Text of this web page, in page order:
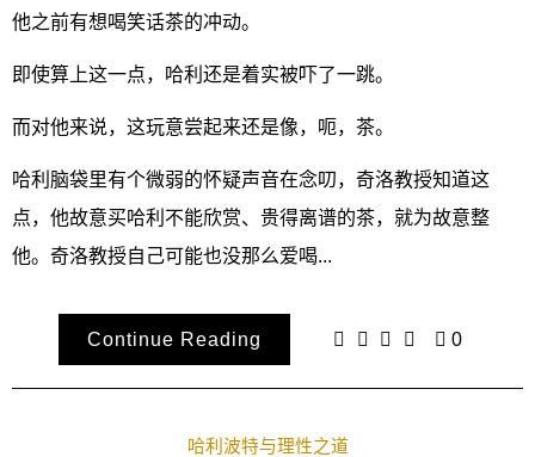
他之前有想喝笑话茶的冲动。
即使算上这一点，哈利还是着实被吓了一跳。
而对他来说，这玩意尝起来还是像，呃，茶。
哈利脑袋里有个微弱的怀疑声音在念叨，奇洛教授知道这
点，他故意买哈利不能欣赏、贵得离谱的茶，就为故意整
他。奇洛教授自己可能也没那么爱喝...
Continue Reading 0
哈利波特与理性之道